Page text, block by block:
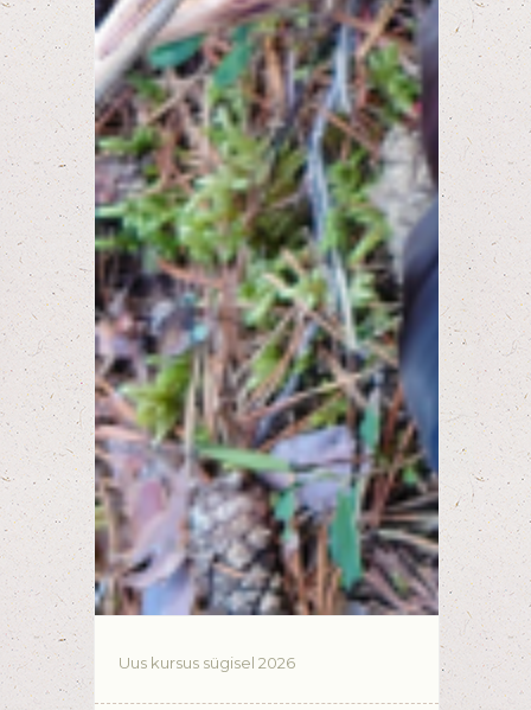
Uus kursus sügisel 2026